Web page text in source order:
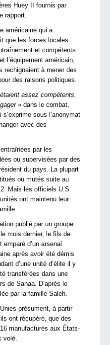
Huey II fournis par
rapport.
américaine qui a
que les forces locales
et compétents
l’équipement américain,
rechignaient à mener des
des raisons politiques.
assez compétents,
» dans le combat,
sous l’anonymat
avec des
par les
ou supervisées par des
du pays. La plupart
ou mutés suite au
Mais les officiels U.S.
ont maintenu leur
publié par un groupe
mois dernier, le fils de
emparé d’un arsenal
après avoir été démis
d’une unité d’élite il y
transférées dans une
de Sanaa. D’après le
par la famille Saleh.
présument, à partir
ont récupéré, que des
manufacturés aux États-
volé.